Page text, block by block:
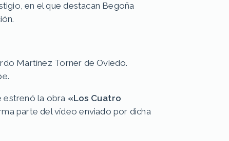
en el que destacan Begoña
Martínez Torner de Oviedo.
estrenó la obra «Los Cuatro
parte del vídeo enviado por dicha